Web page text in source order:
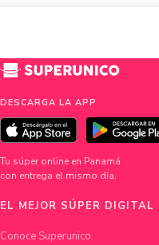
DESCARGA LA APP
Tu súper online en Panamá
con entrega el mismo día.
EL MEJOR SÚPER DIGITAL
Conoce Superunico